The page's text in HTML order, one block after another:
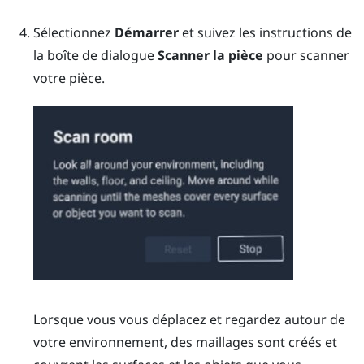
Sélectionnez Démarreret suivez les instructions de
la boîte de dialogueScanner la pièce pour scanner
votre pièce.
Lorsque vous vous déplacez et regardez autour de
votre environnement, des maillages sont créés et